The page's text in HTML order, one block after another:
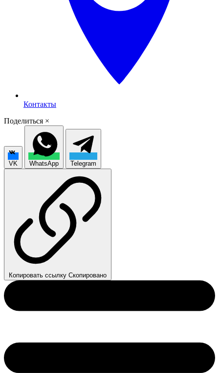
Контакты
Поделиться ×
VK WhatsApp Telegram
Копировать ссылку Скопировано